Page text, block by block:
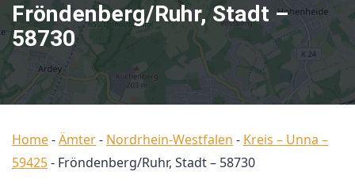
Fröndenberg/Ruhr, Stadt –
58730
Home-Ämter- Nordrhein-Westfalen - Kreis – Unna –
59425- Fröndenberg/Ruhr, Stadt – 58730